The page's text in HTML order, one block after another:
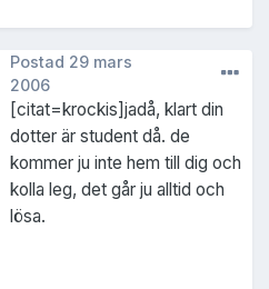
Postad 29 mars
2006
[citat=krockis]jadå, klart din
dotter är student då. de
kommer ju inte hem till dig och
kolla leg, det går ju alltid och
lösa.